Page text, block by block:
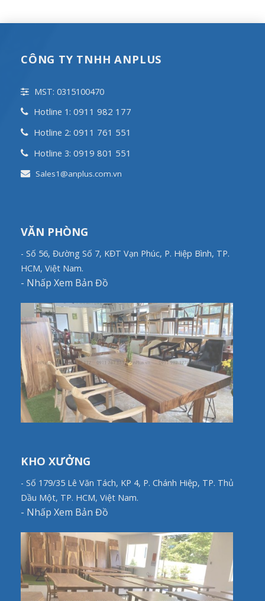
CÔNG TY TNHH ANPLUS
MST: 0315100470
Hotline 1: 0911 982 177
Hotline 2: 0911 761 551
Hotline 3: 0919 801 551
Sales1@anplus.com.vn
VĂN PHÒNG
- Số 56, Đường Số 7, KĐT Vạn Phúc, P. Hiệp Bình, TP.
HCM, Việt Nam.
- Nhấp Xem Bản Đồ
KHO XƯỞNG
- Số 179/35 Lê Văn Tách, KP 4, P. Chánh Hiệp, TP. Thủ
Dầu Một, TP. HCM, Việt Nam.
- Nhấp Xem Bản Đồ